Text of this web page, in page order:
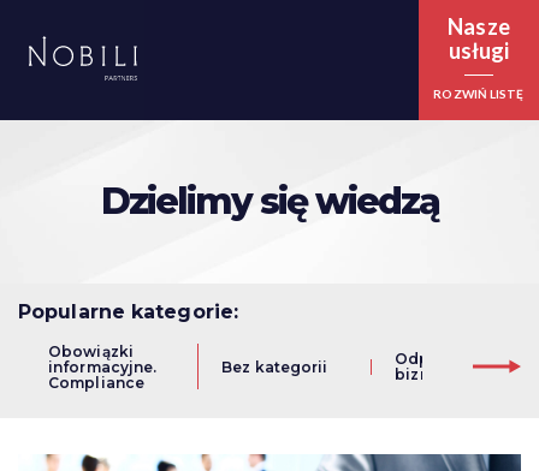
Nasze
usługi
ROZWIŃ LISTĘ
Dzielimy się wiedzą
Popularne kategorie:
Obowiązki
informacyjne.
Compliance
Bez kategorii
Odpowiedzialny
biznes. CSR